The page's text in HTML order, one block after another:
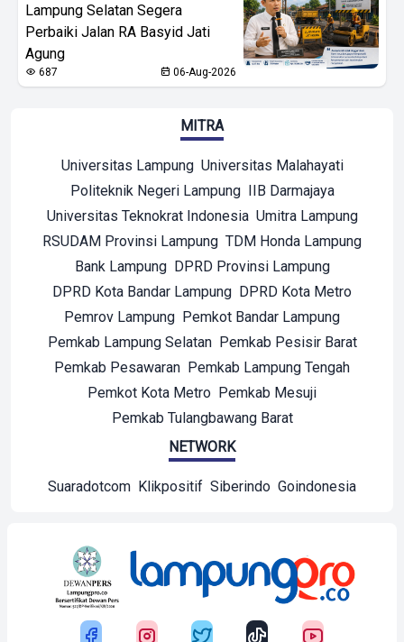
Lampung Selatan Segera
Perbaiki Jalan RA Basyid Jati
Agung
687 06-Aug-2026
MITRA
Universitas Lampung Universitas Malahayati
Politeknik Negeri Lampung IIB Darmajaya
Universitas Teknokrat Indonesia Umitra Lampung
RSUDAM Provinsi Lampung TDM Honda Lampung
Bank Lampung DPRD Provinsi Lampung
DPRD Kota Bandar Lampung DPRD Kota Metro
Pemrov Lampung Pemkot Bandar Lampung
Pemkab Lampung Selatan Pemkab Pesisir Barat
Pemkab Pesawaran Pemkab Lampung Tengah
Pemkot Kota Metro Pemkab Mesuji
Pemkab Tulangbawang Barat
NETWORK
Suaradotcom Klikpositif Siberindo Goindonesia